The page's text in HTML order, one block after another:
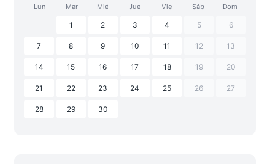
Lun Mar Mié Jue Vie Sáb Dom
1 2 3 4 5 6
7 8 9 10 11 12 13
14 15 16 17 18 19 20
21 22 23 24 25 26 27
28 29 30